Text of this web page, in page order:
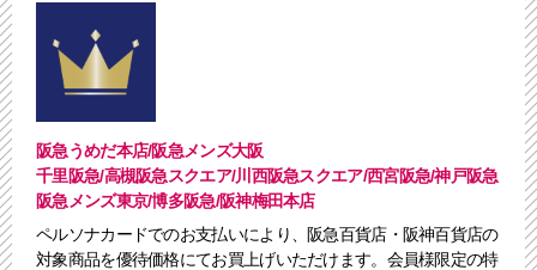
阪急うめだ本店/阪急メンズ大阪
千里阪急/高槻阪急スクエア/川西阪急スクエア/西宮阪急/神戸阪急
阪急メンズ東京/博多阪急/阪神梅田本店
ペルソナカードでのお支払いにより、阪急百貨店・阪神百貨店の
対象商品を優待価格にてお買上げいただけます。会員様限定の特